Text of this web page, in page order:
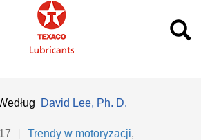
David Lee, Ph. D.
Trendy w motoryzacji,